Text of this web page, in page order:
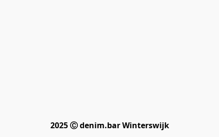
2025 Ⓒ denim.bar Winterswijk